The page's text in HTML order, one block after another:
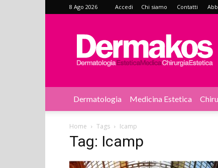
8 Ago 2026 Accedi Chi siamo Contatti
Dermakos
Dermatologia Medicina Estetica
Home Tags Icamp
Tag: Icamp